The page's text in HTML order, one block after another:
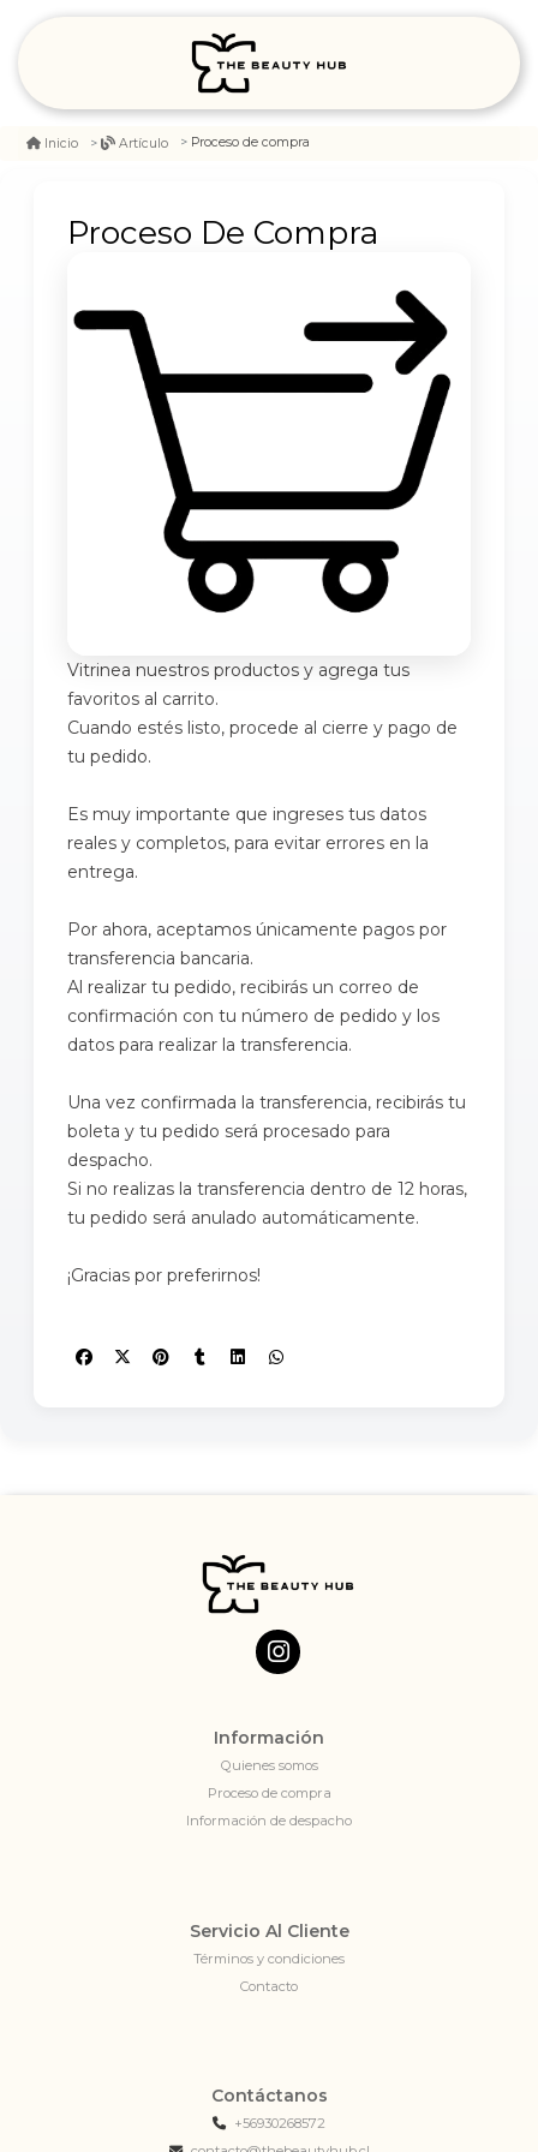
Inicio Artículo Proceso de compra
Proceso De Compra
Vitrinea nuestros productos y agrega tus
favoritos al carrito.
Cuando estés listo, procede al cierre y pago de
tu pedido.
Es muy importante que ingreses tus datos
reales y completos, para evitar errores en la
entrega.
Por ahora, aceptamos únicamente pagos por
transferencia bancaria.
Al realizar tu pedido, recibirás un correo de
confirmación con tu número de pedido y los
datos para realizar la transferencia.
Una vez confirmada la transferencia, recibirás tu
boleta y tu pedido será procesado para
despacho.
Si no realizas la transferencia dentro de 12 horas,
tu pedido será anulado automáticamente.
¡Gracias por preferirnos!
Información
Quienes somos
Proceso de compra
Información de despacho
Servicio Al Cliente
Términos y condiciones
Contacto
Contáctanos
+56930268572